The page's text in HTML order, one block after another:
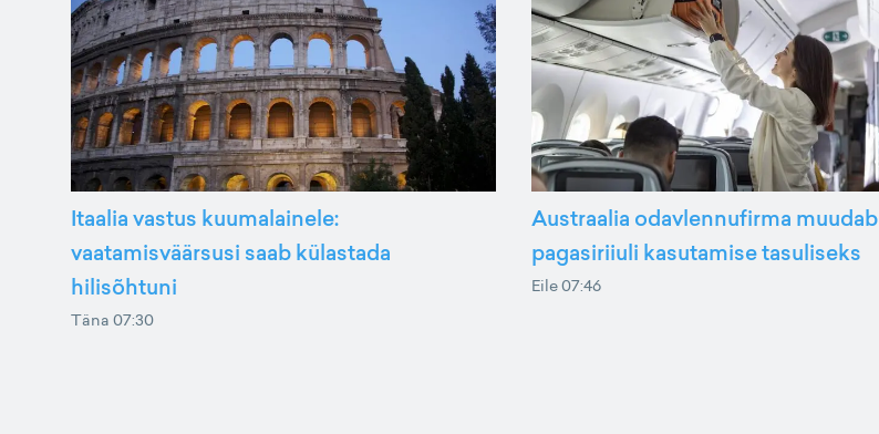
Itaalia vastus kuumalainele:
vaatamisväärsusi saab külastada
hilisõhtuni
Täna 07:30
Austraalia odavlennufirma muudab
pagasiriiuli kasutamise tasuliseks
Eile 07:46